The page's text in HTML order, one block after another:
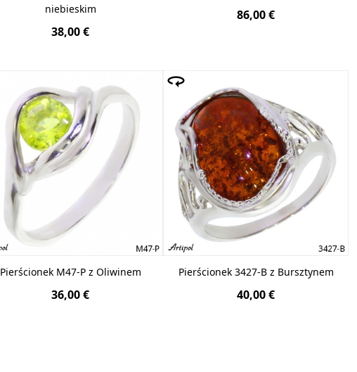
niebieskim
38,00 €
86,00 €
Pierścionek M47-P z Oliwinem
36,00 €
Pierścionek 3427-B z Bursztynem
40,00 €